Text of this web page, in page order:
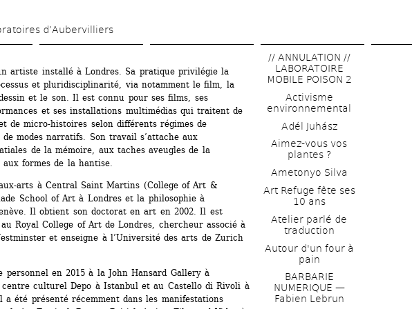
contenu
d’Aubervilliers
artiste installé à Londres. Sa pratique privilégie la
et pluridisciplinarité, via notamment le film, la
et le son. Il est connu pour ses films, ses
et ses installations multimédias qui traitent de
de micro-histoires selon différents régimes de
modes narratifs. Son travail s’attache aux
de la mémoire, aux taches aveugles de la
formes de la hantise.
arts à Central Saint Martins (College of Art &
School of Art à Londres et la philosophie à
Il obtient son doctorat en art en 2002. Il est
Royal College of Art de Londres, chercheur associé à
et enseigne à l’Université des arts de Zurich
en 2015 à la John Hansard Gallery à
centre culturel Depo à Istanbul et au Castello di Rivoli à
été présenté récemment dans les manifestations
// ANNULATION //
LABORATOIRE
MOBILE POISON 2
Activisme
environnemental
Adél Juhász
Aimez-vous vos
plantes ?
Ametonyo Silva
Art Refuge fête ses
10 ans
Atelier parlé de
traduction
Autour d'un four à
pain
BARBARIE
NUMERIQUE —
Fabien Lebrun